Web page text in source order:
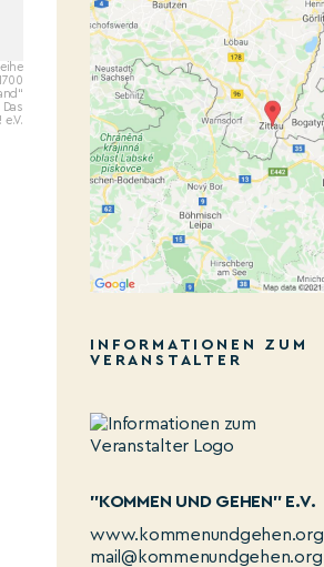
INFORMATIONEN ZUM
VERANSTALTER
"KOMMEN UND GEHEN" E.V.
www.kommenundgehen.org
mail@kommenundgehen.org